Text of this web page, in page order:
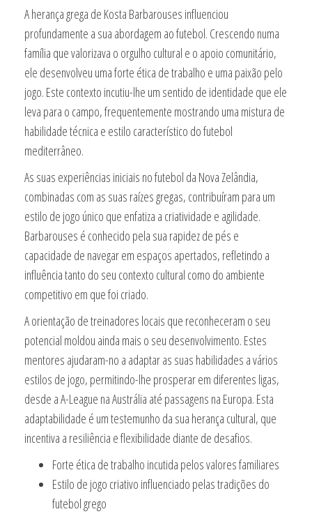
A herança grega de Kosta Barbarouses influenciou
profundamente a sua abordagem ao futebol. Crescendo numa
família que valorizava o orgulho cultural e o apoio comunitário,
ele desenvolveu uma forte ética de trabalho e uma paixão pelo
jogo. Este contexto incutiu-lhe um sentido de identidade que ele
leva para o campo, frequentemente mostrando uma mistura de
habilidade técnica e estilo característico do futebol
mediterrâneo.
As suas experiências iniciais no futebol da Nova Zelândia,
combinadas com as suas raízes gregas, contribuíram para um
estilo de jogo único que enfatiza a criatividade e agilidade.
Barbarouses é conhecido pela sua rapidez de pés e
capacidade de navegar em espaços apertados, refletindo a
influência tanto do seu contexto cultural como do ambiente
competitivo em que foi criado.
A orientação de treinadores locais que reconheceram o seu
potencial moldou ainda mais o seu desenvolvimento. Estes
mentores ajudaram-no a adaptar as suas habilidades a vários
estilos de jogo, permitindo-lhe prosperar em diferentes ligas,
desde a A-League na Austrália até passagens na Europa. Esta
adaptabilidade é um testemunho da sua herança cultural, que
incentiva a resiliência e flexibilidade diante de desafios.
Forte ética de trabalho incutida pelos valores familiares
Estilo de jogo criativo influenciado pelas tradições do
futebol grego